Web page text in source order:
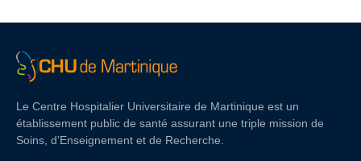
Le Centre Hospitalier Universitaire de Martinique est un
établissement public de santé assurant une triple mission de
Soins, d’Enseignement et de Recherche.